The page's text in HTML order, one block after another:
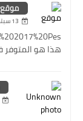
موقع
13 سبتمبر 2018 في 9:30 م
هذا هو